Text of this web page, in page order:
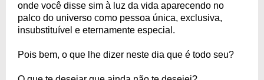
onde você disse sim à luz da vida aparecendo no
palco do universo como pessoa única, exclusiva,
insubstituível e eternamente especial.
Pois bem, o que lhe dizer neste dia que é todo seu?